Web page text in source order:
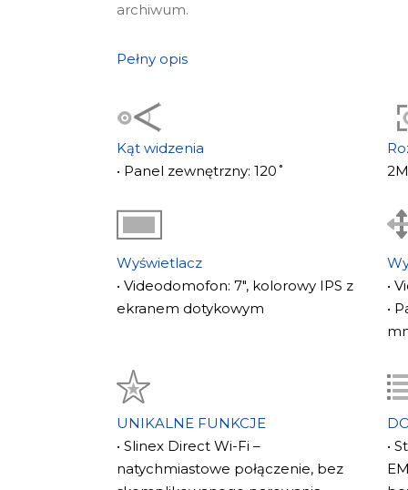
archiwum.
Stacja zewnętrzna
bezstykowego wejścia oraz
Smart Tag i
użytkowników. Aluminiowa obudowa,
z nazwą zapewniają trwałość,
otwieranie drzwi/bramy bezpośrednio ze
nowoczesnym, elastycznym i wygodnym
wielorodzinnych.
Dowiedz się więcej oSlinex Smart Call –
Pełny opis
Kąt widzenia
• Panel zewnętrzny: 120˚
Wyświetlacz
• Videodomofon: 7", kolorowy IPS z
ekranem dotykowym
•
•
UNIKALNE FUNKCJE
• Slinex Direct Wi-Fi –
natychmiastowe połączenie, bez
•